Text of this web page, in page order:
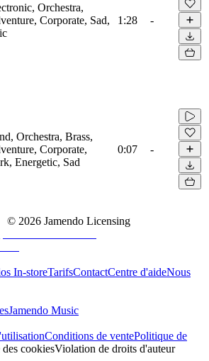
Orchestra,
Corporate, Sad,
1:28 -
Orchestra, Brass,
Corporate,
Energetic, Sad
0:07 -
© 2026 Jamendo Licensing
In-storeTarifsContactCentre d'aideNous
Jamendo Music
Conditions de ventePolitique de
cookiesViolation de droits d'auteur